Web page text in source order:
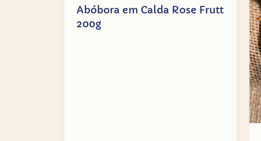
Abóbora em Calda Rose Frutt
200g